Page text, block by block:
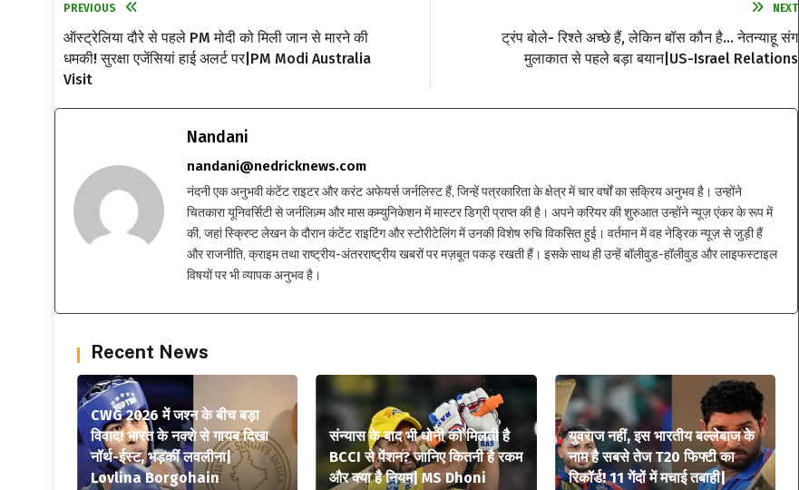
PREVIOUS
ऑस्ट्रेलिया दौरे से पहले PM मोदी को मिली जान से मारने की
धमकी! सुरक्षा एजेंसियां हाई अलर्ट पर|PM Modi Australia
Visit
NEXT
ट्रंप बोले- रिश्ते अच्छे हैं, लेकिन बॉस कौन है… नेतन्याहू संग
मुलाकात से पहले बड़ा बयान|US-Israel Relations
Nandani
nandani@nedricknews.com
नंदनी एक अनुभवी कंटेंट राइटर और करंट अफेयर्स जर्नलिस्ट हैं, जिन्हें पत्रकारिता के क्षेत्र में चार वर्षों का सक्रिय अनुभव है। उन्होंने
चितकारा यूनिवर्सिटी से जर्नलिज़्म और मास कम्युनिकेशन में मास्टर डिग्री प्राप्त की है। अपने करियर की शुरुआत उन्होंने न्यूज़ एंकर के रूप में
की, जहां स्क्रिप्ट लेखन के दौरान कंटेंट राइटिंग और स्टोरीटेलिंग में उनकी विशेष रुचि विकसित हुई। वर्तमान में वह नेड्रिक न्यूज़ से जुड़ी हैं
और राजनीति, क्राइम तथा राष्ट्रीय-अंतरराष्ट्रीय खबरों पर मज़बूत पकड़ रखती हैं। इसके साथ ही उन्हें बॉलीवुड-हॉलीवुड और लाइफस्टाइल
विषयों पर भी व्यापक अनुभव है।
Recent News
CWG 2026 में जश्न के बीच बड़ा
विवाद! भारत के नक्शे से गायब दिखा
नॉर्थ-ईस्ट, भड़कीं लवलीना|
Lovlina Borgohain
संन्यास के बाद भी धोनी को मिलती है
BCCI से पेंशन? जानिए कितनी है रकम
और क्या है नियम| MS Dhoni
युवराज नहीं, इस भारतीय बल्लेबाज के
नाम है सबसे तेज T20 फिफ्टी का
रिकॉर्ड! 11 गेंदों में मचाई तबाही|